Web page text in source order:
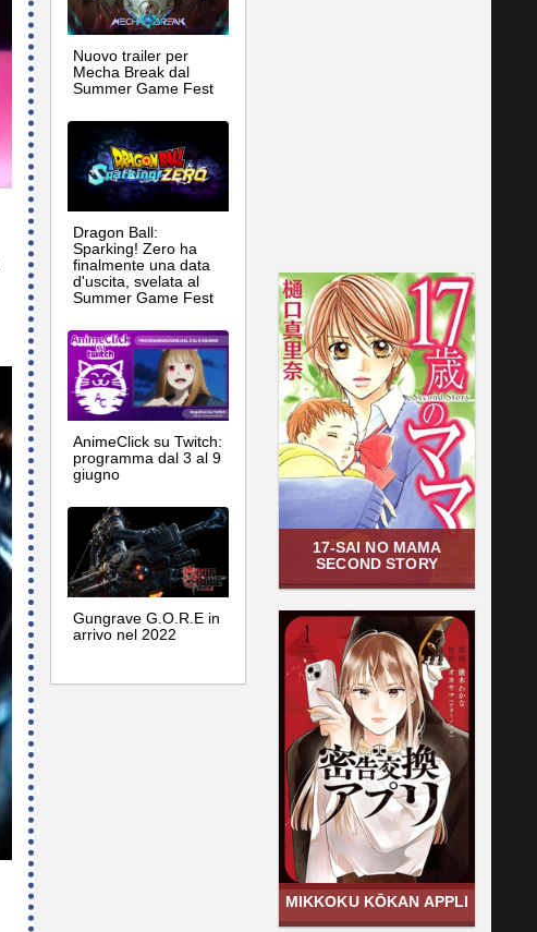
Nuovo trailer per
Mecha Break dal
Summer Game Fest
Dragon Ball:
Sparking! Zero ha
finalmente una data
d'uscita, svelata al
Summer Game Fest
AnimeClick su Twitch:
programma dal 3 al 9
giugno
Gungrave G.O.R.E in
arrivo nel 2022
17-SAI NO MAMA
SECOND STORY
MIKKOKU KŌKAN APPLI